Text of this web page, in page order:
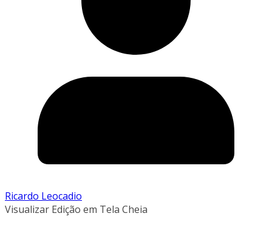
Ricardo Leocadio
Visualizar Edição em Tela Cheia